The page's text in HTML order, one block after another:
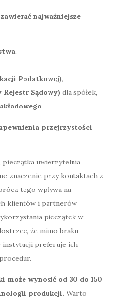
najważniejsze
,
Podatkowej),
Rejestr Sądowy) dla spółek,
.
przejrzystości
pieczątka uwierzytelnia
znaczenie przy kontaktach z
tego wpływa na
klientów i partnerów
pieczątek w
że mimo braku
instytucji preferuje ich
może wynosić od 30 do 150
produkcji. Warto